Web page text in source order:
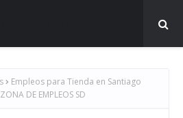
Empleos para Tienda en Santiago
DE EMPLEOS SD